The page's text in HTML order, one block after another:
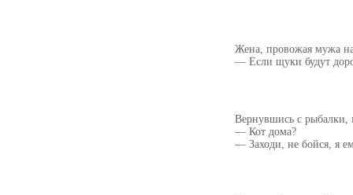
Жена, провожая мужа
— Если щуки будут
Вернувшись с рыбалки,
— Кот дома?
— Заходи, не бойся, я